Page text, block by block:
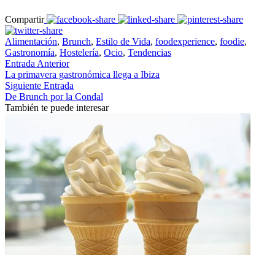
Compartir
Alimentación, Brunch, Estilo de Vida, foodexperience, foodie,
Gastronomía, Hostelería, Ocio, Tendencias
Entrada Anterior
La primavera gastronómica llega a Ibiza
Siguiente Entrada
De Brunch por la Condal
También te puede interesar